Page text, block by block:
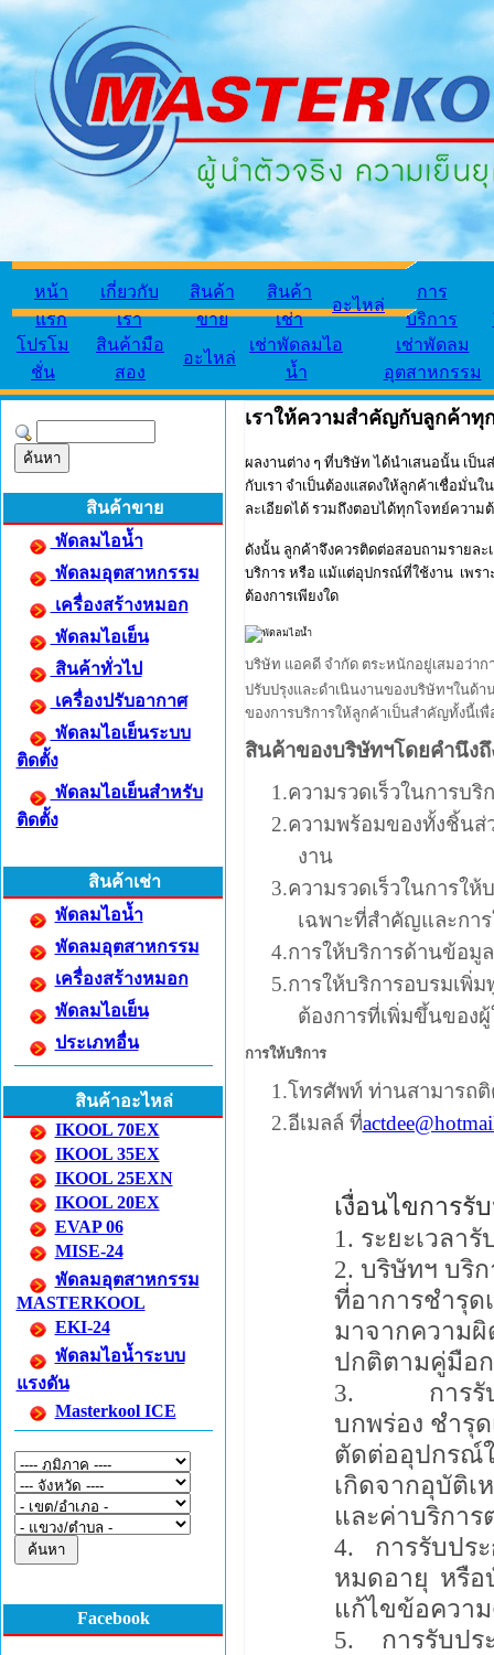
หน้า
แรก
เกี่ยวกับ
เรา
สินค้า
ขาย
สินค้า
เช่า
อะไหล่
การ
บริการ
โปรโม
ชั่น
สินค้ามือ
สอง
อะไหล่
เช่าพัดลมไอ
น้ำ
เช่าพัดลม
อุตสาหกรรม
สินค้าขาย
พัดลมไอน้ำ
พัดลมอุตสาหกรรม
เครื่องสร้างหมอก
พัดลมไอเย็น
สินค้าทั่วไป
เครื่องปรับอากาศ
พัดลมไอเย็นระบบ
ติดตั้ง
พัดลมไอเย็นสำหรับ
ติดตั้ง
สินค้าเช่า
พัดลมไอน้ำ
พัดลมอุตสาหกรรม
เครื่องสร้างหมอก
พัดลมไอเย็น
ประเภทอื่น
สินค้าอะไหล่
IKOOL 70EX
IKOOL 35EX
IKOOL 25EXN
IKOOL 20EX
EVAP 06
MISE-24
พัดลมอุตสาหกรรม
MASTERKOOL
EKI-24
พัดลมไอน้ำระบบ
แรงดัน
Masterkool ICE
Facebook
เราให้ความสำคัญกับลูกค้าทุ
ผลงานต่าง ๆ ที่บริษัท ได้นำเสนอนั้น เป็
กับเรา จำเป็นต้องแสดงให้ลูกค้าเชื่อมั่น
ละเอียดได้ รวมถึงตอบได้ทุกโจทย์ความ
ดังนั้น ลูกค้าจึงควรติดต่อสอบถามรายละ
บริการ หรือ แม้แต่อุปกรณ์ที่ใช้งาน เพร
ต้องการเพียงใด
บริษัท แอคดี จำกัด ตระหนักอยู่เสมอว่า
ปรับปรุงและดำเนินงานของบริษัทฯในด้
ของการบริการให้ลูกค้าเป็นสำคัญทั้งนี้เ
สินค้าของบริษัทฯโดยคำนึงถึ
1.ความรวดเร็วในการบ
2.ความพร้อมของทั้งชิ้น
งาน
3.ความรวดเร็วในการใ
เฉพาะที่สำคัญและกา
4.การให้บริการด้านข้อ
5.การให้บริการอบรมเพิ่
ต้องการที่เพิ่มขึ้นของ
การให้บริการ
1.โทรศัพท์ ท่านสามารถติ
2.อีเมลล์ ที่
เงื่อนไขการรั
ระยะเวลา
บริษัทฯ บริ
ที่อาการชำรุด
มาจากความผิ
ปกติตามคู่มือ
การ
บกพร่อง ชำรุ
ตัดต่ออุปกรณ์
เกิดจากอุบัติ
และค่าบริกา
การรับปร
หมดอายุ หรือ
แก้ไขข้อควา
การรับป